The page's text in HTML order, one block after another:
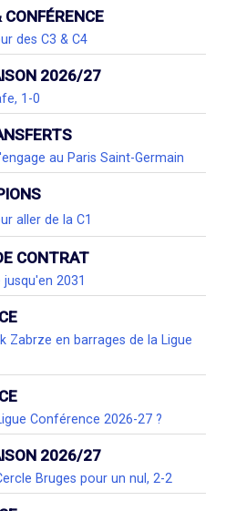
CONFÉRENCE
des C3 & C4
2026/27
1-0
au Paris Saint-Germain
aller de la C1
CONTRAT
2031
Zabrze en barrages de la Ligue
Conférence 2026-27 ?
2026/27
Bruges pour un nul, 2-2